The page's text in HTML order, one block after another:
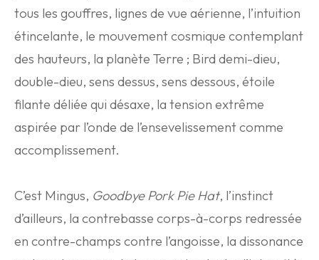
tous les gouffres, lignes de vue aérienne, l’intuition
étincelante, le mouvement cosmique contemplant
des hauteurs, la planète Terre ; Bird demi-dieu,
double-dieu, sens dessus, sens dessous, étoile
filante déliée qui désaxe, la tension extrême
aspirée par l’onde de l’ensevelissement comme
accomplissement.
C’est Mingus, Goodbye Pork Pie Hat, l’instinct
d’ailleurs, la contrebasse corps-à-corps redressée
en contre-champs contre l’angoisse, la dissonance